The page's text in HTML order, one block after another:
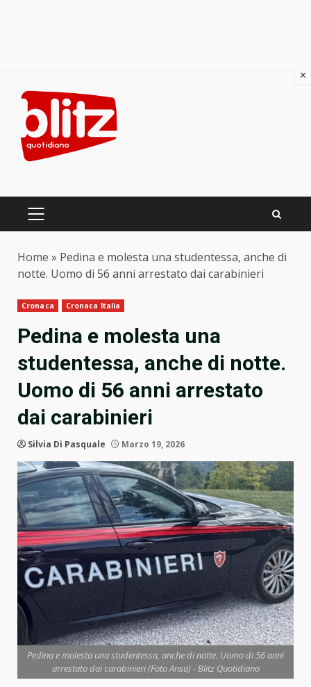
content
PRIMARY
Home » Pedina e molesta una studentessa, anche di
notte. Uomo di 56 anni arrestato dai carabinieri
Cronaca Cronaca Italia
Pedina e molesta una
studentessa, anche di notte.
Uomo di 56 anni arrestato
dai carabinieri
Silvia Di Pasquale Marzo 19, 2026
Pedina e molesta una studentessa, anche di notte. Uomo di 56 anni
arrestato dai carabinieri (Foto Ansa) - Blitz Quotidiano
×